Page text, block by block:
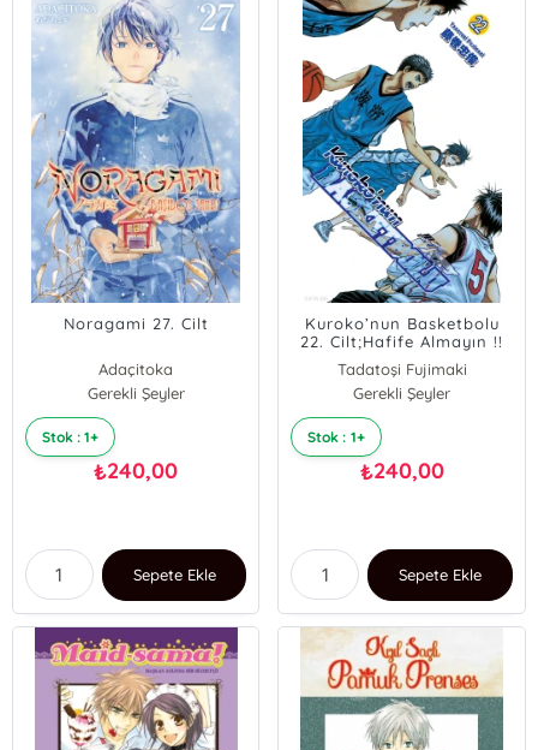
Noragami 27. Cilt
Adaçitoka
Gerekli Şeyler
Stok : 1+
₺240,00
Sepete Ekle
Kuroko’nun Basketbolu
22. Cilt;Hafife Almayın !!
Tadatoşi Fujimaki
Gerekli Şeyler
Stok : 1+
₺240,00
Sepete Ekle